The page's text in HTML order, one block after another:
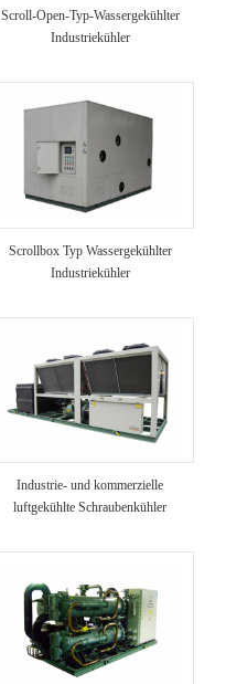
Scroll-Open-Typ-Wassergekühlter
Industriekühler
Scrollbox Typ Wassergekühlter
Industriekühler
Industrie- und kommerzielle
luftgekühlte Schraubenkühler